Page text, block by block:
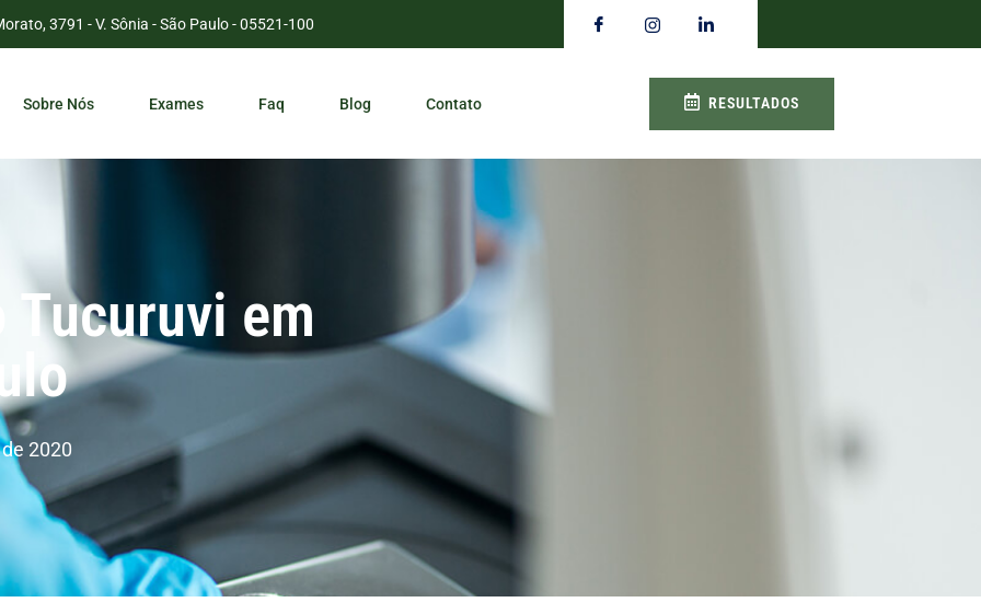
3791 - V. Sônia - São Paulo - 05521-100
Sobre Nós Exames Faq Blog Contato RESULTADOS
Tucuruvi em
2020